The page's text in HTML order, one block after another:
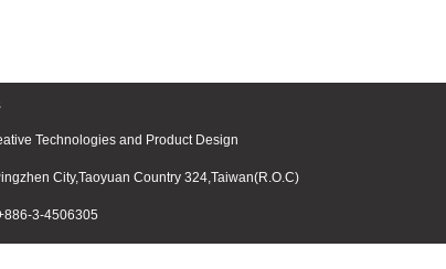
Technologies and Product Design
City,Taoyuan Country 324,Taiwan(R.O.C)
3-4506305